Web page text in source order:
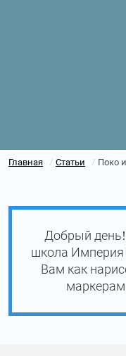
Главная / Статьи / Поко
Добрый
школа Империя
Вам как